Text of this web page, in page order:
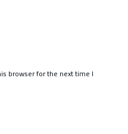
browser for the next time I